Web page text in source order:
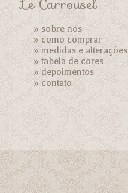
Le Carrousel
» sobre nós
»como comprar
»medidas e alterações
»tabela de cores
»depoimentos
»contato